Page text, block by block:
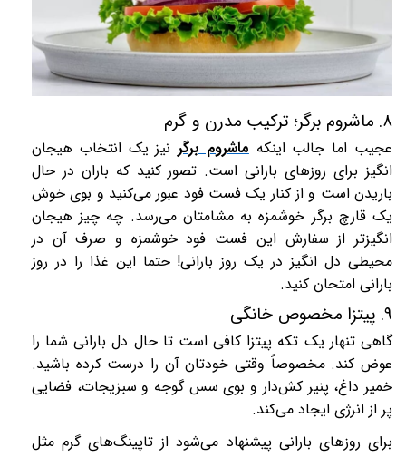
۸. ماشروم برگر؛ ترکیب مدرن و گرم
عجیب اما جالب اینکهماشروم برگر نیز یک انتخاب هیجان
انگیز برای روزهای بارانی است. تصور کنید که باران در حال
باریدن است و از کنار یک فست فود عبور می‌کنید و بوی خوش
یک قارچ برگر خوشمزه به مشامتان می‌رسد. چه چیز هیجان
انگیزتر از سفارش این فست فود خوشمزه و صرف آن در
محیطی دل انگیز در یک روز بارانی! حتما این غذا را در روز
بارانی امتحان کنید.
۹. پیتزا مخصوص خانگی
گاهی تنهار یک تکه پیتزا کافی است تا حال دل بارانی شما را
عوض کند. مخصوصاً وقتی خودتان آن را درست کرده باشید.
خمیر داغ، پنیر کش‌دار و بوی سس گوجه و سبزیجات، فضایی
پر از انرژی ایجاد می‌کند.
برای روزهای بارانی پیشنهاد می‌شود از تاپینگ‌های گرم مثل